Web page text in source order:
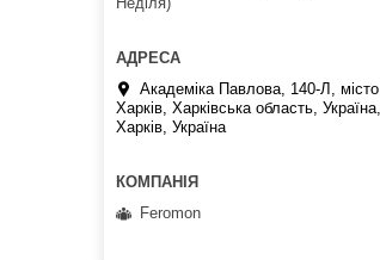
Академіка Павлова, 140-Л, місто
Харків, Харківська область, Україна,
Харків, Україна
Feromon